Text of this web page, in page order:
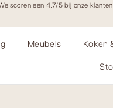
scoren een 4.7/5 bij onze klanten
Meubels Koken